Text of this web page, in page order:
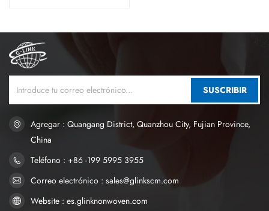
SUSCRIBIR
Agregar : Quangang District, Quanzhou City, Fujian Province,
China
Teléfono : +86 -199 5995 3955
Correo electrónico : sales@glinkscm.com
Website : es.glinknonwoven.com